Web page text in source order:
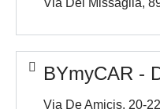
BYmyCAR -
Via De Amicis, 20-